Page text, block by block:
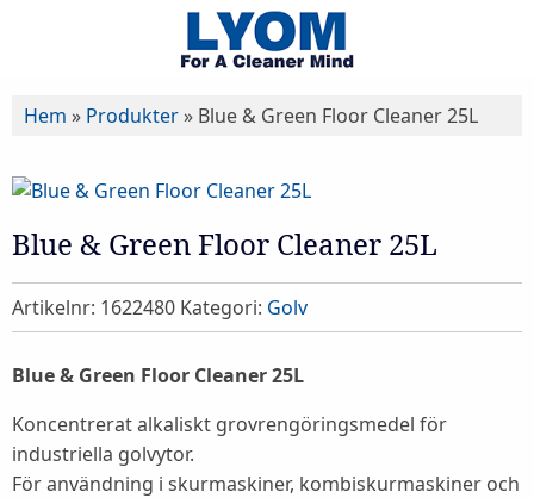
Hem » Produkter » Blue & Green Floor Cleaner 25L
Blue & Green Floor Cleaner 25L
Artikelnr: 1622480 Kategori: Golv
Blue & Green Floor Cleaner 25L
Koncentrerat alkaliskt grovrengöringsmedel för
industriella golvytor.
För användning i skurmaskiner, kombiskurmaskiner och